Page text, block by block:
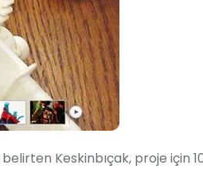
Keskinbıçak, proje için